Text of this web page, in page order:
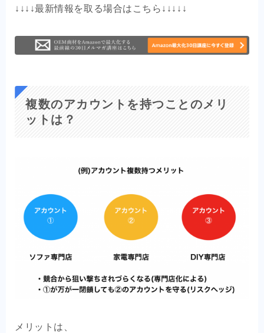
↓↓↓↓最新情報を取る場合はこちら↓↓↓↓↓
複数のアカウントを持つことのメリ
ットは？
メリットは、